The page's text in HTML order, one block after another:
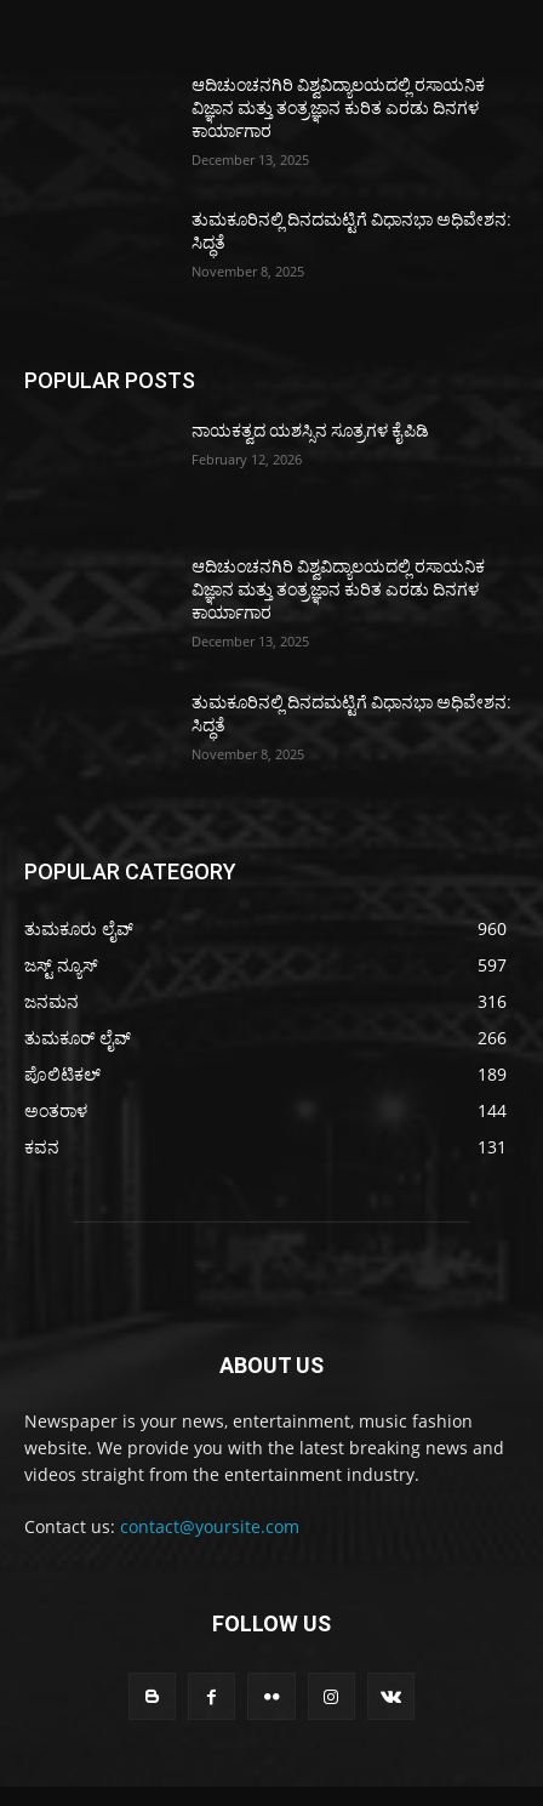
ಆದಿಚುಂಚನಗಿರಿ ವಿಶ್ವವಿದ್ಯಾಲಯದಲ್ಲಿ ರಸಾಯನಿಕ
ವಿಜ್ಞಾನ ಮತ್ತು ತಂತ್ರಜ್ಞಾನ ಕುರಿತ ಎರಡು ದಿನಗಳ
ಕಾರ್ಯಾಗಾರ
December 13, 2025
ತುಮಕೂರಿನಲ್ಲಿ ದಿನದಮಟ್ಟಿಗೆ ವಿಧಾನಭಾ ಅಧಿವೇಶನ:
ಸಿದ್ಧತೆ
November 8, 2025
POPULAR POSTS
ನಾಯಕತ್ವದ ಯಶಸ್ಸಿನ ಸೂತ್ರಗಳ ಕೈಪಿಡಿ
February 12, 2026
ಆದಿಚುಂಚನಗಿರಿ ವಿಶ್ವವಿದ್ಯಾಲಯದಲ್ಲಿ ರಸಾಯನಿಕ
ವಿಜ್ಞಾನ ಮತ್ತು ತಂತ್ರಜ್ಞಾನ ಕುರಿತ ಎರಡು ದಿನಗಳ
ಕಾರ್ಯಾಗಾರ
December 13, 2025
ತುಮಕೂರಿನಲ್ಲಿ ದಿನದಮಟ್ಟಿಗೆ ವಿಧಾನಭಾ ಅಧಿವೇಶನ:
ಸಿದ್ಧತೆ
November 8, 2025
POPULAR CATEGORY
ತುಮಕೂರು ಲೈವ್
960
ಜಸ್ಟ್ ನ್ಯೂಸ್
597
ಜನಮನ
316
ತುಮಕೂರ್ ಲೈವ್
266
ಪೊಲಿಟಿಕಲ್
189
ಅಂತರಾಳ
144
ಕವನ
131
ABOUT US
Newspaper is your news, entertainment, music fashion
website. We provide you with the latest breaking news and
videos straight from the entertainment industry.
Contact us: contact@yoursite.com
FOLLOW US